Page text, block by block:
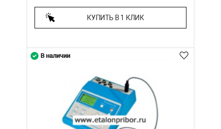
КУПИТЬ В 1 КЛИК
В наличии